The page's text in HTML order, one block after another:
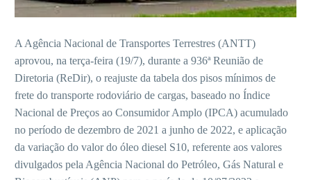
A Agência Nacional de Transportes Terrestres (ANTT)
aprovou, na terça-feira (19/7), durante a 936ª Reunião de
Diretoria (ReDir), o reajuste da tabela dos pisos mínimos de
frete do transporte rodoviário de cargas, baseado no Índice
Nacional de Preços ao Consumidor Amplo (IPCA) acumulado
no período de dezembro de 2021 a junho de 2022, e aplicação
da variação do valor do óleo diesel S10, referente aos valores
divulgados pela Agência Nacional do Petróleo, Gás Natural e